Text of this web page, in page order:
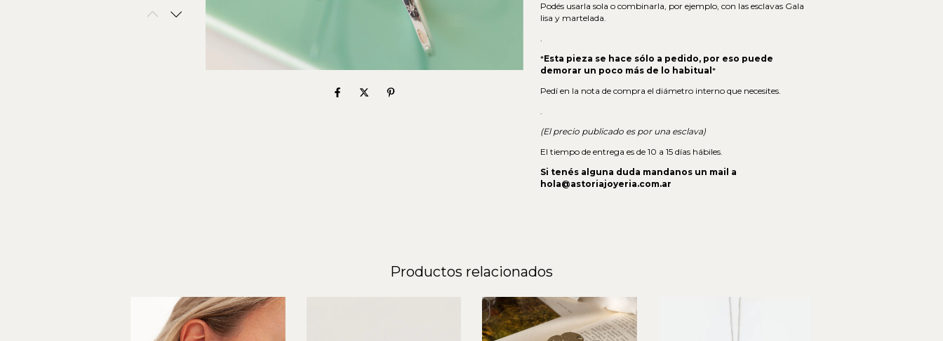
Podés usarla sola o combinarla, por ejemplo, con las esclavas Gala
lisa y martelada.
.
*Esta pieza se hace sólo a pedido, por eso puede
demorar un poco más de lo habitual *
Pedí en la nota de compra el diámetro interno que necesites.
.
(El precio publicado es por una esclava)
El tiempo de entrega es de 10 a 15 días hábiles.
Si tenés alguna duda mandanos un mail a
hola@astoriajoyeria.com.ar
Productos relacionados